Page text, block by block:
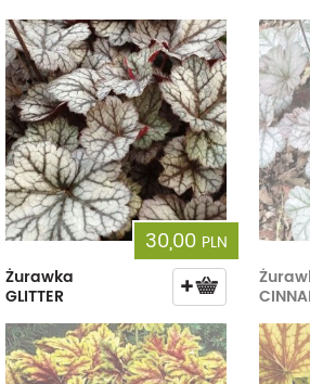
30,00 PLN
Żurawka
GLITTER